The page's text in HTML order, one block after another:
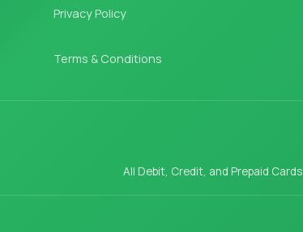
Privacy Policy
Terms & Conditions
All Debit, Credit, and Prepaid Cards